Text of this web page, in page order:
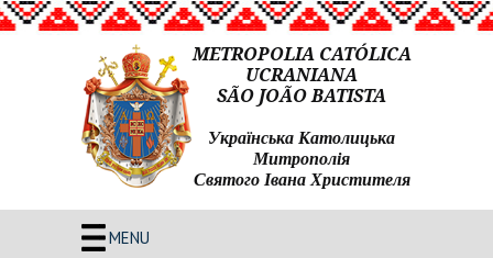
METROPOLIA CATÓLICA
UCRANIANA
SÃO JOÃO BATISTA
Українська Католицька
Митрополія
Святого Івана Христителя
MENU